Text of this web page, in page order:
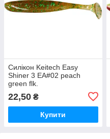
Силікон Keitech Easy
Shiner 3 EA#02 peach
green flk.
22,50 ₴
Купити